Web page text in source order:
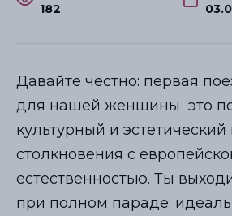
182
Давайте честно: первая
для нашей женщины это
культурный и
столкновения с
естественностью. Ты
при полном параде: